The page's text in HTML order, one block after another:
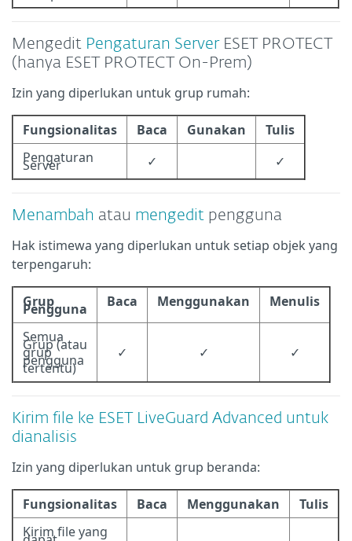
Mengedit Pengaturan ServerESET PROTECT
(hanya ESET PROTECT On-Prem)
Izin yang diperlukan untuk grup rumah:
Fungsionalitas Baca Gunakan
Tulis
Pengaturan
Server ✓ ✓
Menambah atau mengedit pengguna
Hak istimewa yang diperlukan untuk setiap objek yang
terpengaruh:
Grup
Pengguna Baca Menggunakan Menulis
Semua
Grup (atau
grup
pengguna
tertentu)
✓ ✓ ✓
Kirim file ke ESET LiveGuard Advanced untuk
dianalisis
Izin yang diperlukan untuk grup beranda:
Fungsionalitas Baca Menggunakan
Tulis
Kirim file yang